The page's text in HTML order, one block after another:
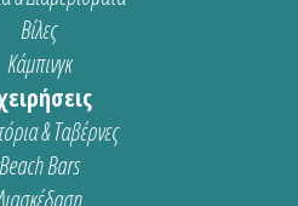
Βίλες
Κάμπινγκ
& Ταβέρνες
Beach Bars